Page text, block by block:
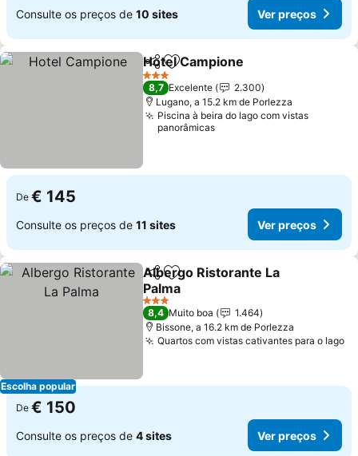
Consulte os preços de 10 sites Ver preços
PartilharAdicionar aos favoritos
Hotel Campione
3 Estrelas
8,7 Excelente
2.300
Lugano, a 15.2 km de Porlezza
Piscina à beira do lago com vistas
panorâmicas
De € 145
Consulte os preços de 11 sites Ver preços
Escolha popular
PartilharAdicionar aos favoritos
Albergo Ristorante La
Palma
3 Estrelas
8,4 Muito boa
1.464
Bissone, a 16.2 km de Porlezza
Quartos com vistas cativantes para o lago
De € 150
Consulte os preços de 4 sites Ver preços